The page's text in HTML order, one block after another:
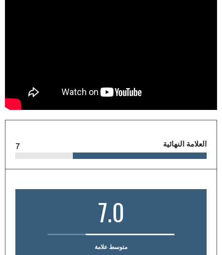
العلامة النهائية 7
7.0
متوسط علامة